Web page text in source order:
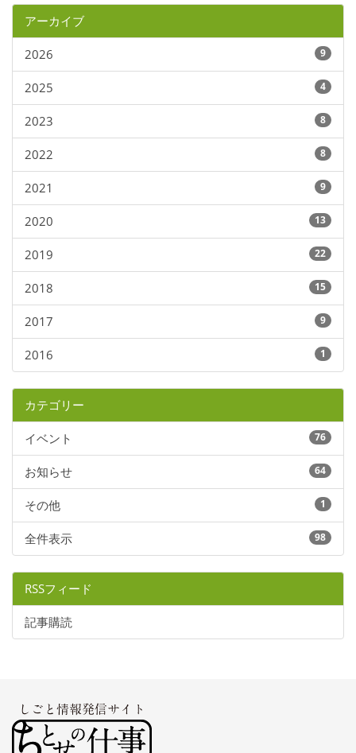
アーカイブ
2026 9
2025 4
2023 8
2022 8
2021 9
2020 13
2019 22
2018 15
2017 9
2016 1
カテゴリー
イベント 76
お知らせ 64
その他 1
全件表示 98
RSSフィード
記事購読